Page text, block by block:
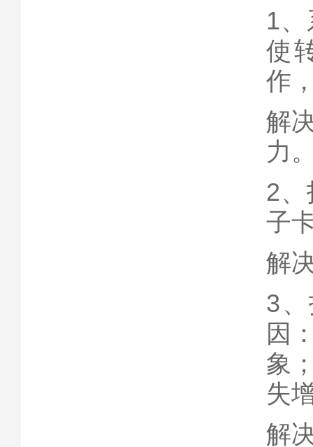
1
使
作
解
力
2
子
解
3
因
象
失
解